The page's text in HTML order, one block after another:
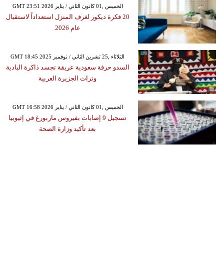
GMT 23:51 2026 الخميس ,01 كانون الثاني / يناير
20 فكرة ديكور لغرف المنزل استعداداً لاستقبال
عام 2026
GMT 18:45 2025 الثلاثاء ,25 تشرين الثاني / نوفمبر
السدو حرفة سعودية عريقة تجسد ذاكرة البادية
وتراث الجزيرة العربية
GMT 16:58 2026 الخميس ,01 كانون الثاني / يناير
تسجيل 9 إصابات بفيروس ماربورغ في إثيوبيا
بعد تأكيد وزارة الصحة